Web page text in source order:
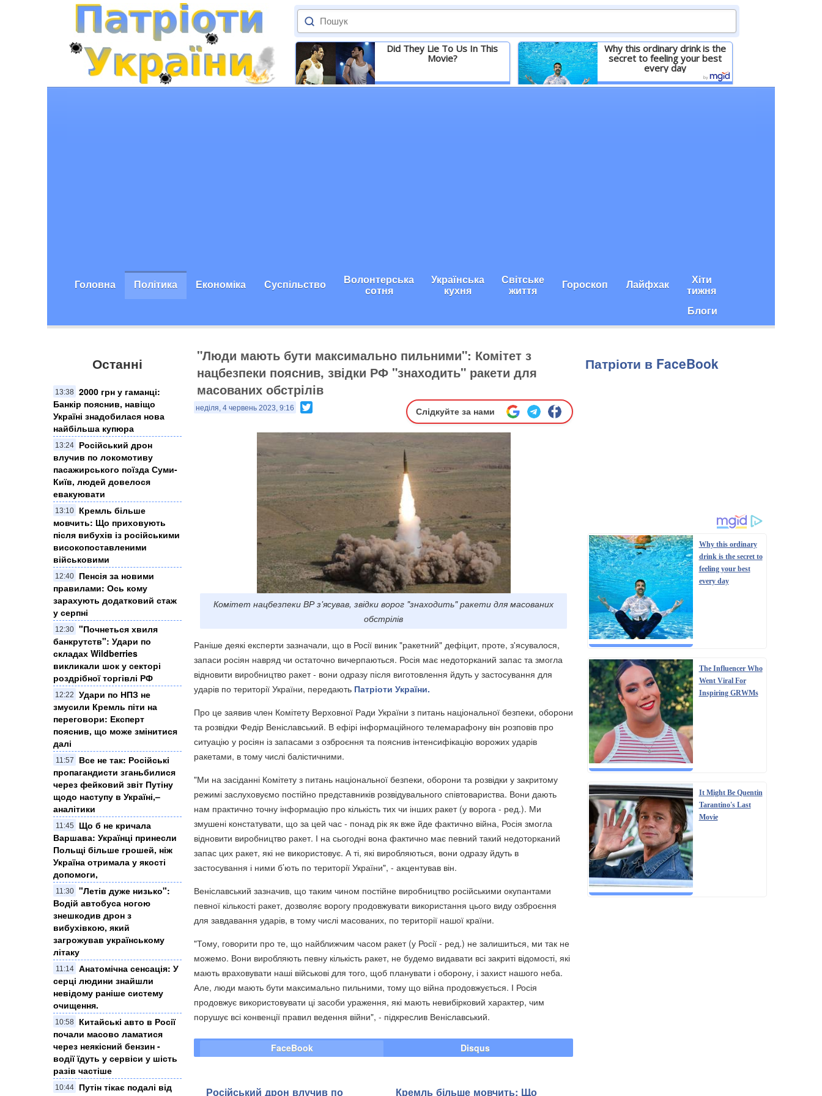
Did They Lie To Us In This
Movie?
Детальніше
Why this ordinary drink is the
secret to feeling your best
every day
Детальніше
Головна Політика Економіка Суспільство Волонтерська
сотня
Українська
кухня
Світське
життя Гороскоп Лайфхак Хіти
тижня
Блоги
Останні
13:38 2000 грн у гаманці:
Банкір пояснив, навіщо
Україні знадобилася нова
найбільша купюра
13:24
Російський дрон
влучив по локомотиву
пасажирського поїзда Суми-
Київ, людей довелося
евакуювати
13:10
Кремль більше
мовчить: Що приховують
після вибухів із російськими
високопоставленими
військовими
12:40
Пенсія за новими
правилами: Ось кому
зарахують додатковий стаж
у серпні
12:30 "Почнеться хвиля
банкрутств": Удари по
складах Wildberries
викликали шок у секторі
роздрібної торгівлі РФ
12:22
Удари по НПЗ не
змусили Кремль піти на
переговори: Експерт
пояснив, що може змінитися
далі
11:57
Все не так: Російські
пропагандисти зганьбилися
через фейковий звіт Путіну
щодо наступу в Україні,–
аналітики
11:45
Що б не кричала
Варшава: Українці принесли
Польщі більше грошей, ніж
Україна отримала у якості
допомоги,
11:30
"Летів дуже низько":
Водій автобуса ногою
знешкодив дрон з
вибухівкою, який
загрожував українському
літаку
11:14
Анатомічна сенсація: У
серці людини знайшли
невідому раніше систему
очищення.
10:58
Китайські авто в Росії
почали масово ламатися
через неякісний бензин -
водії їдуть у сервіси у шість
разів частіше
10:44
Путін тікає подалі від
"Люди мають бути максимально пильними": Комітет з
нацбезпеки пояснив, звідки РФ "знаходить" ракети для
масованих обстрілів
неділя, 4 червень 2023, 9:16 Слідкуйте за нами
Комітет нацбезпеки ВР з'ясував, звідки ворог "знаходить" ракети для масованих
обстрілів
Раніше деякі експерти зазначали, що в Росії виник "ракетний" дефіцит, проте, з'ясувалося,
запаси росіян навряд чи остаточно вичерпаються. Росія має недоторканий запас та змогла
відновити виробництво ракет - вони одразу після виготовлення йдуть у застосування для
ударів по території України, передають Патріоти України.
Про це заявив член Комітету Верховної Ради України з питань національної безпеки, оборони
та розвідки Федір Веніславський. В ефірі інформаційного телемарафону він розповів про
ситуацію у росіян із запасами з озброєння та пояснив інтенсифікацію ворожих ударів
ракетами, в тому числі балістичними.
"Ми на засіданні Комітету з питань національної безпеки, оборони та розвідки у закритому
режимі заслуховуємо постійно представників розвідувального співтовариства. Вони дають
нам практично точну інформацію про кількість тих чи інших ракет (у ворога - ред.). Ми
змушені констатувати, що за цей час - понад рік як вже йде фактично війна, Росія змогла
відновити виробництво ракет. І на сьогодні вона фактично має певний такий недоторканий
запас цих ракет, які не використовує. А ті, які виробляються, вони одразу йдуть в
застосування і ними б’ють по території України", - акцентував він.
Веніславський зазначив, що таким чином постійне виробництво російськими окупантами
певної кількості ракет, дозволяє ворогу продовжувати використання цього виду озброєння
для завдавання ударів, в тому числі масованих, по території нашої країни.
"Тому, говорити про те, що найближчим часом ракет (у Росії - ред.) не залишиться, ми так не
можемо. Вони виробляють певну кількість ракет, не будемо видавати всі закриті відомості, які
мають враховувати наші військові для того, щоб планувати і оборону, і захист нашого неба.
Але, люди мають бути максимально пильними, тому що війна продовжується. І Росія
продовжує використовувати ці засоби ураження, які мають невибірковий характер, чим
порушує всі конвенції правил ведення війни", - підкреслив Веніславський.
FaceBook Disqus
Російський дрон влучив по Кремль більше мовчить: Що
Патріоти в FaceBook
Why this ordinary
drink is the secret to
feeling your best
every day
The Influencer Who
Went Viral For
Inspiring GRWMs
It Might Be Quentin
Tarantino's Last
Movie